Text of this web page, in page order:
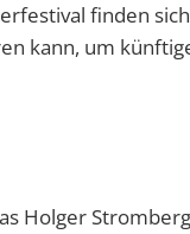
finden
kann, um
Holger